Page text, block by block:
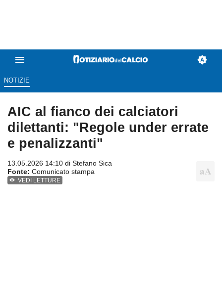
NOTIZIE
AIC al fianco dei calciatori
dilettanti: "Regole under errate
e penalizzanti"
13.05.2026 14:10 di Stefano Sica
Fonte: Comunicato stampa
VEDI LETTURE